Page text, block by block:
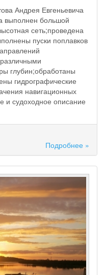
Андрея Евгеньевича
выполнен большой
сеть;проведена
пуски поплавков
глубин;обработаны
гидрографические
навигационных
и судоходное описание
Подробнее »